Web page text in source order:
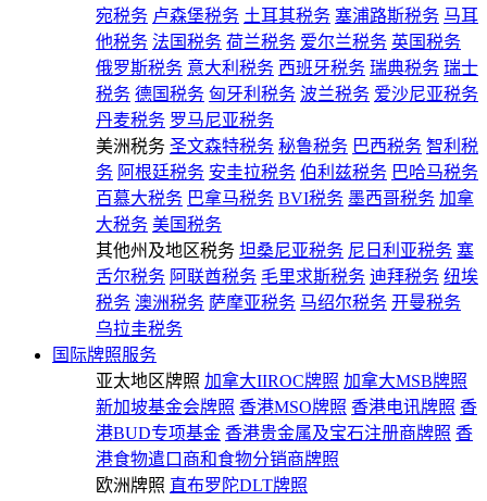
宛税务 卢森堡税务 土耳其税务 塞浦路斯税务 马耳
他税务 法国税务 荷兰税务 爱尔兰税务 英国税务
俄罗斯税务 意大利税务 西班牙税务 瑞典税务 瑞士
税务 德国税务 匈牙利税务 波兰税务 爱沙尼亚税务
丹麦税务 罗马尼亚税务
美洲税务 圣文森特税务 秘鲁税务 巴西税务 智利税
务 阿根廷税务 安圭拉税务 伯利兹税务 巴哈马税务
百慕大税务 巴拿马税务 BVI税务 墨西哥税务 加拿
大税务 美国税务
其他州及地区税务 坦桑尼亚税务 尼日利亚税务 塞
舌尔税务 阿联酋税务 毛里求斯税务 迪拜税务 纽埃
税务 澳洲税务 萨摩亚税务 马绍尔税务 开曼税务
乌拉圭税务
国际牌照服务
亚太地区牌照 加拿大IIROC牌照 加拿大MSB牌照
新加坡基金会牌照 香港MSO牌照 香港电讯牌照 香
港BUD专项基金 香港贵金属及宝石注册商牌照 香
港食物遣口商和食物分销商牌照
欧洲牌照 直布罗陀DLT牌照